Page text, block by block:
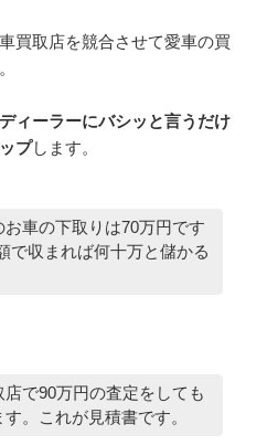
買取店を競合させて愛車の買
ィーラーにバシッと言うだけ
プします。
お車の下取りは70万円です
で収まれば何十万と儲かる
店で90万円の査定をしても
す。これが見積書です。